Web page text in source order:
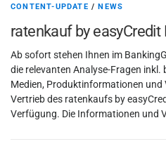
k
i
n
g
G
CONTENT-UPDATE /NEWS
ratenkauf by easyCredit
Ab sofort stehen Ihnen im
die relevanten Analyse-Fragen
Medien, Produktinformationen
Vertrieb des ratenkaufs by
Verfügung. Die Informationen und